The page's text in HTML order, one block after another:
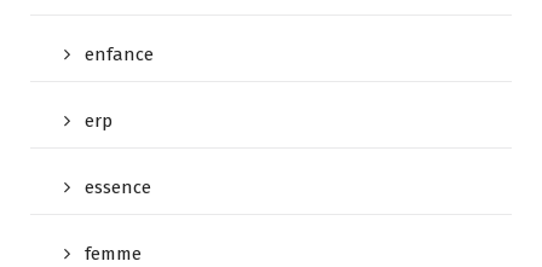
enfance
erp
essence
femme